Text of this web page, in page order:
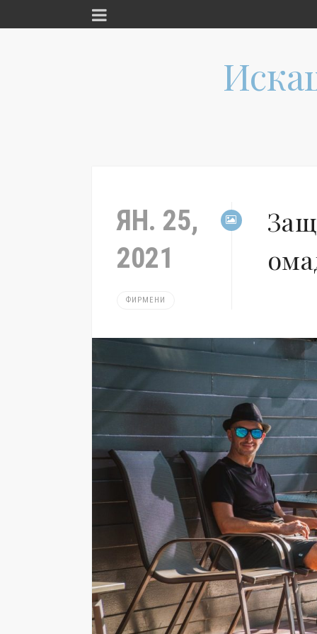
ЯН. 25,
2021
ФИРМЕНИ